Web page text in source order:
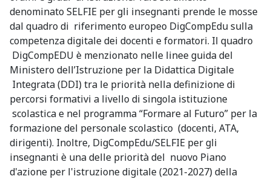
denominato SELFIE per gli insegnanti prende le mosse
dal quadro di riferimento europeo DigCompEdu sulla
competenza digitale dei docenti e formatori. Il quadro
DigCompEDU è menzionato nelle linee guida del
Ministero dell’Istruzione per la Didattica Digitale
Integrata (DDI) tra le priorità nella definizione di
percorsi formativi a livello di singola istituzione
scolastica e nel programma “Formare al Futuro” per la
formazione del personale scolastico (docenti, ATA,
dirigenti). Inoltre, DigCompEdu/SELFIE per gli
insegnanti è una delle priorità del nuovo Piano
d'azione per l'istruzione digitale (2021-2027) della